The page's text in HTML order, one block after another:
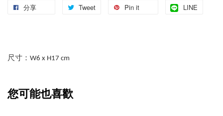
分享 Tweet Pin it LINE
尺寸：W6 x H17 cm
您可能也喜歡